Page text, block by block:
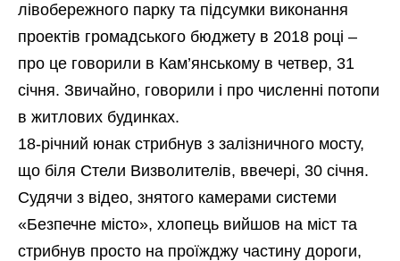
лівобережного парку та підсумки виконання
проектів громадського бюджету в 2018 році –
про це говорили в Кам’янському в четвер, 31
січня. Звичайно, говорили і про численні потопи
в житлових будинках.
18-річний юнак стрибнув з залізничного мосту,
що біля Стели Визволителів, ввечері, 30 січня.
Судячи з відео, знятого камерами системи
«Безпечне місто», хлопець вийшов на міст та
стрибнув просто на проїжджу частину дороги,